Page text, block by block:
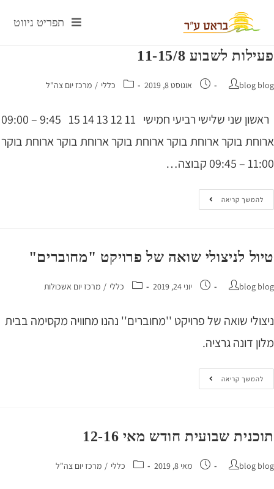
תפריט ניווט
לשבוע 11-15/8
blog אוגוסט 8, 2019 כללי / מרכז יום צה"ל
ראשון שני שלישי רביעי חמישי 11 12 13 14 15 9:45 – 09:00
בוקר ארוחת בוקר ארוחת בוקר ארוחת בוקר ארוחת בוקר
קבוצה…
קריאה
לניצולי שואה של פרויקט "מחוברים"
blog יוני 24, 2019 כללי / מרכז יום אשכולות
שואה של פרויקט ''מחוברים'' נהנו מחוויה מקסימה בבית
דונה גרציה.
קריאה
שבועית חודש מאי 12-16
blog מאי 8, 2019 כללי / מרכז יום צה"ל